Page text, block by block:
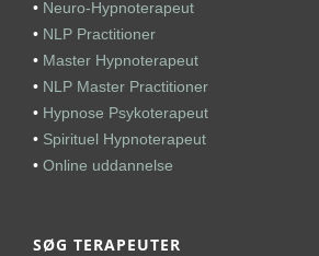
• Neuro-Hypnoterapeut
• NLP Practitioner
• Master Hypnoterapeut
• NLP Master Practitioner
• Hypnose Psykoterapeut
• Spirituel Hypnoterapeut
• Online uddannelse
SØG TERAPEUTER